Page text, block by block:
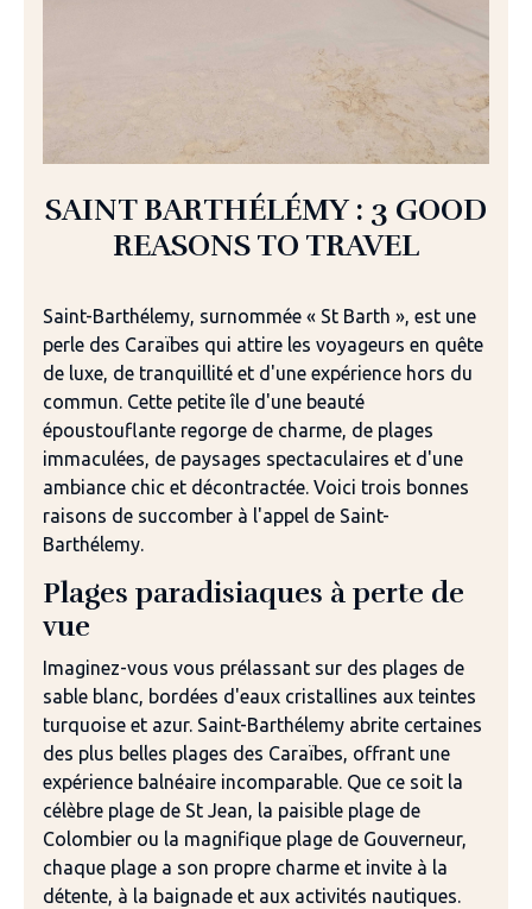
SAINT BARTHÉLÉMY : 3 GOOD
REASONS TO TRAVEL
Saint-Barthélemy, surnommée « St Barth », est une
perle des Caraïbes qui attire les voyageurs en quête
de luxe, de tranquillité et d'une expérience hors du
commun. Cette petite île d'une beauté
époustouflante regorge de charme, de plages
immaculées, de paysages spectaculaires et d'une
ambiance chic et décontractée. Voici trois bonnes
raisons de succomber à l'appel de Saint-
Barthélemy.
Plages paradisiaques à perte de
vue
Imaginez-vous vous prélassant sur des plages de
sable blanc, bordées d'eaux cristallines aux teintes
turquoise et azur. Saint-Barthélemy abrite certaines
des plus belles plages des Caraïbes, offrant une
expérience balnéaire incomparable. Que ce soit la
célèbre plage de St Jean, la paisible plage de
Colombier ou la magnifique plage de Gouverneur,
chaque plage a son propre charme et invite à la
détente, à la baignade et aux activités nautiques.